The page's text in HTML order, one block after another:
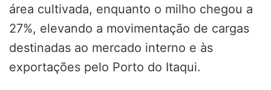
área cultivada, enquanto o milho chegou a
27%, elevando a movimentação de cargas
destinadas ao mercado interno e às
exportações pelo Porto do Itaqui.